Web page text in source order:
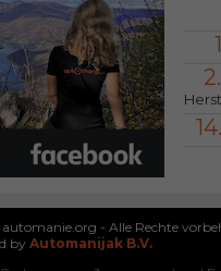
- Alle Rechte
byAutomanijak B.V.